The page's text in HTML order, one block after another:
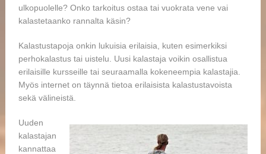
ulkopuolelle? Onko tarkoitus ostaa tai vuokrata vene vai
kalastetaanko rannalta käsin?
Kalastustapoja onkin lukuisia erilaisia, kuten esimerkiksi
perhokalastus tai uistelu. Uusi kalastaja voikin osallistua
erilaisille kursseille tai seuraamalla kokeneempia kalastajia.
Myös internet on täynnä tietoa erilaisista kalastustavoista
sekä välineistä.
Uuden
kalastajan
kannattaa